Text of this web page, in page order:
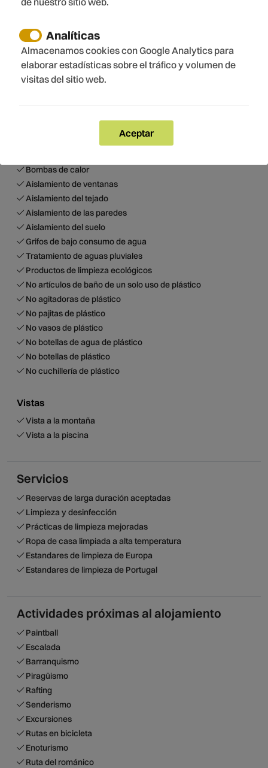
Copas de vino
TV
TV satélite
Fibra óptica
Internet
Bombas de calor
Aislamiento de ventanas
Aislamiento del tejado
Aislamiento de las paredes
Aislamiento del suelo
Grifos de bajo consumo de agua
Tratamiento de aguas pluviales
Productos de limpieza ecológicos
No artículos de baño de un solo uso de plástico
No agitadoras de plástico
No pajitas de plástico
No vasos de plástico
No botellas de agua de plástico
No botellas de plástico
No cuchillería de plástico
Vistas
Vista a la montaña
Vista a la piscina
Servicios
Reservas de larga duración aceptadas
Limpieza y desinfección
Prácticas de limpieza mejoradas
Ropa de casa limpiada a alta temperatura
Estandares de limpieza de Europa
Estandares de limpieza de Portugal
Actividades próximas al alojamiento
Paintball
Escalada
Barranquismo
Piragüismo
Rafting
Senderismo
Excursiones
Rutas en bicicleta
Enoturismo
Ruta del románico
Analíticas
Almacenamos cookies con Google Analytics para
elaborar estadísticas sobre el tráfico y volumen de
visitas del sitio web.
Aceptar